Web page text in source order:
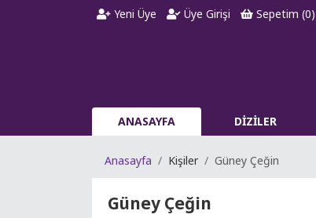
Yeni Üye Üye Girişi Sepetim (0)
ANASAYFA DİZİLER
Anasayfa Kişiler Güney Çeğin
Güney Çeğin